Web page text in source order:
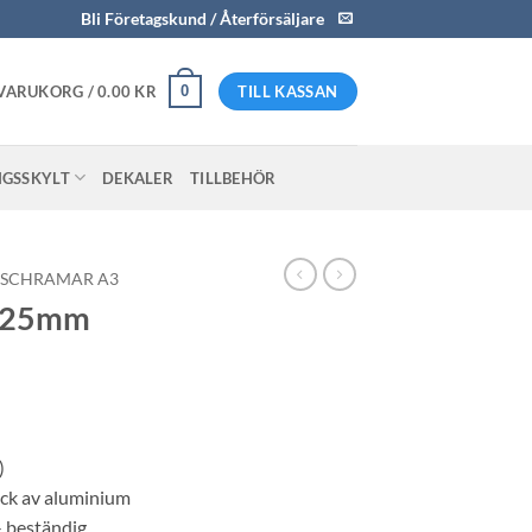
Bli Företagskund / Återförsäljare
/0.00 KR 0 TILL KASSAN
DEKALER TILLBEHÖR
A3
av aluminium
beständig